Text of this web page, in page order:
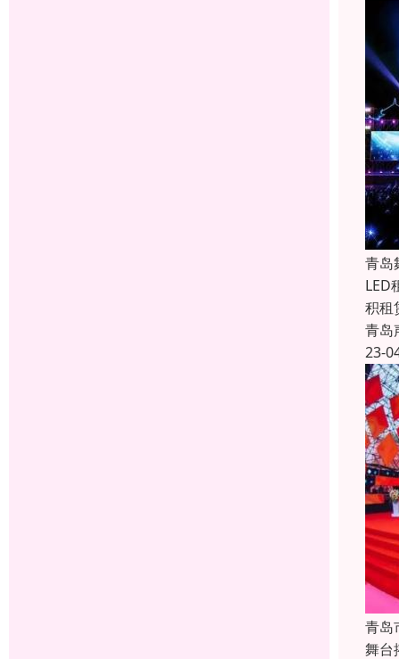
青岛
LED
积租
青岛
23-
青岛
舞台